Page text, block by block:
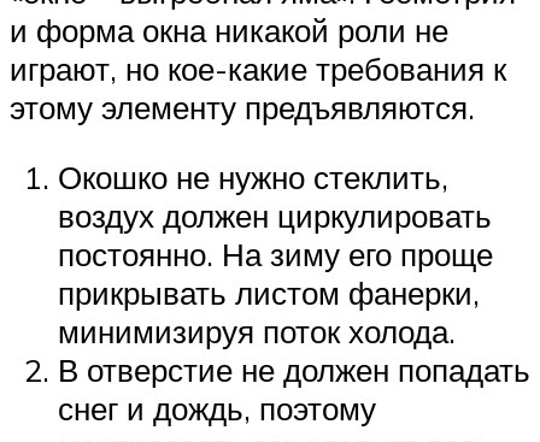
и форма окна никакой роли не
играют, но кое-какие требования к
этому элементу предъявляются.
Окошко не нужно стеклить,
воздух должен циркулировать
постоянно. На зиму его проще
прикрывать листом фанерки,
минимизируя поток холода.
В отверстие не должен попадать
снег и дождь, поэтому